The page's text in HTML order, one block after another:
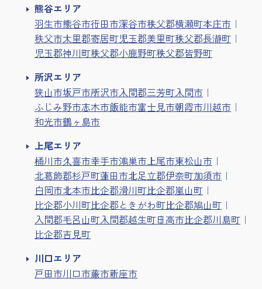
熊谷エリア
羽生市熊谷市行田市深谷市秩父郡横瀬町本庄市
秩父市大里郡寄居町児玉郡美里町秩父郡長瀞町
児玉郡神川町秩父郡小鹿野町秩父郡皆野町
所沢エリア
狭山市坂戸市所沢市入間郡三芳町入間市
ふじみ野市志木市飯能市富士見市朝霞市川越市
和光市鶴ヶ島市
上尾エリア
桶川市久喜市幸手市鴻巣市上尾市東松山市
北葛飾郡杉戸町蓮田市北足立郡伊奈町加須市
白岡市北本市比企郡滑川町比企郡嵐山町
比企郡小川町比企郡ときがわ町比企郡鳩山町
入間郡毛呂山町入間郡越生町日高市比企郡川島町
比企郡吉見町
川口エリア
戸田市川口市蕨市新座市